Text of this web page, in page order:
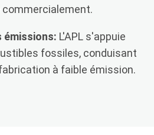
émissions: L'APL s'appuie
fossiles, conduisant
à faible émission.